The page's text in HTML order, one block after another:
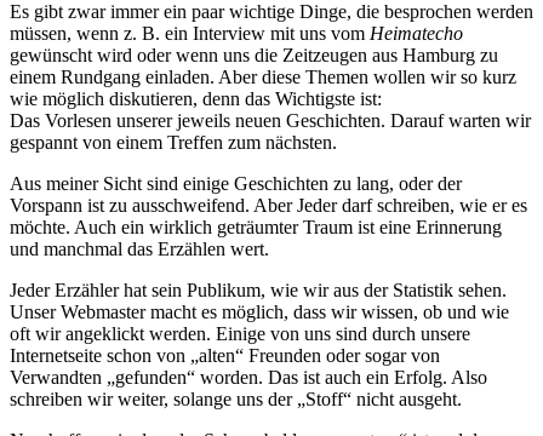
Es gibt zwar immer ein paar wichtige Dinge, die besprochen werden
müssen, wenn z. B. ein Interview mit uns vom Heimatecho
gewünscht wird oder wenn uns die Zeitzeugen aus Hamburg zu
einem Rundgang einladen. Aber diese Themen wollen wir so kurz
wie möglich diskutieren, denn das Wichtigste ist:
Das Vorlesen unserer jeweils neuen Geschichten. Darauf warten wir
gespannt von einem Treffen zum nächsten.
Aus meiner Sicht sind einige Geschichten zu lang, oder der
Vorspann ist zu ausschweifend. Aber Jeder darf schreiben, wie er es
möchte. Auch ein wirklich geträumter Traum ist eine Erinnerung
und manchmal das Erzählen wert.
Jeder Erzähler hat sein Publikum, wie wir aus der Statistik sehen.
Unser Webmaster macht es möglich, dass wir wissen, ob und wie
oft wir angeklickt werden. Einige von uns sind durch unsere
Internetseite schon von
alten
Freunden oder sogar von
Verwandten
gefunden
worden. Das ist auch ein Erfolg. Also
schreiben wir weiter, solange uns der
Stoff
nicht ausgeht.